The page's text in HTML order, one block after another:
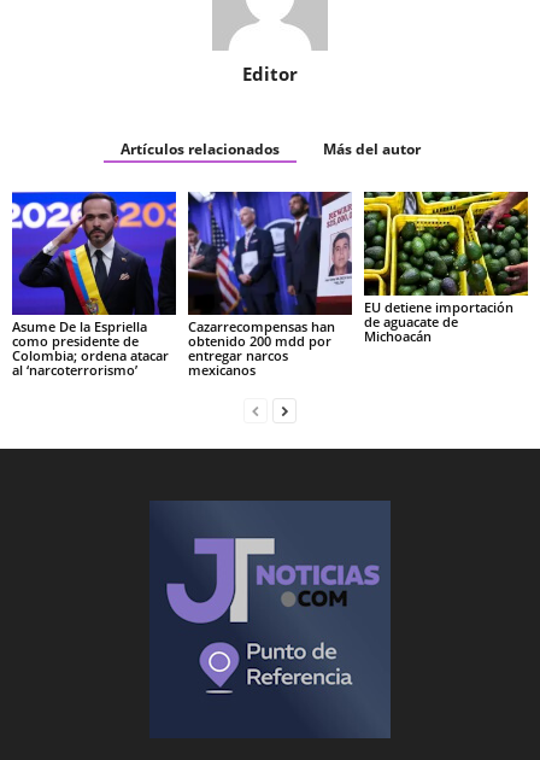
Editor
Artículos relacionados Más del autor
Asume De la Espriella
como presidente de
Colombia; ordena atacar
al ‘narcoterrorismo’
Cazarrecompensas han
obtenido 200 mdd por
entregar narcos
mexicanos
EU detiene importación
de aguacate de
Michoacán